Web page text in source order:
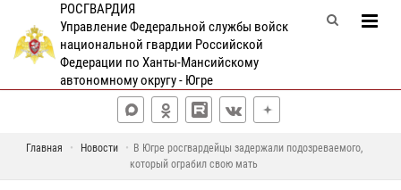
РОСГВАРДИЯ
Управление Федеральной службы войск
национальной гвардии Российской
Федерации по Ханты-Мансийскому
автономному округу - Югре
Главная Новости
В Югре росгвардейцы задержали подозреваемого,
который ограбил свою мать